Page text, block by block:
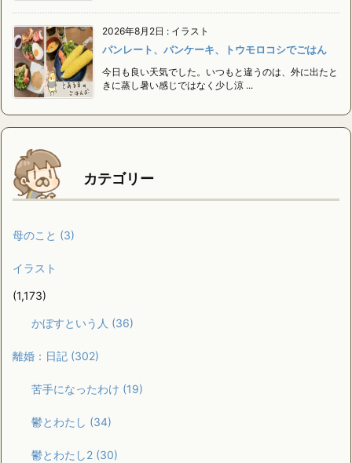
2026年8月2日 : イラスト
パンレート、パンケーキ、トウモロコシでごはん
今日も良い天気でした。いつもと違うのは、外に出たと
きに蒸し暑い感じではなく少し涼 ...
カテゴリー
母のこと (3)
イラスト
(1,173)
かぼすという人 (36)
離婚：日記 (302)
苦手になったわけ (19)
鬱とわたし (34)
鬱とわたし2 (30)